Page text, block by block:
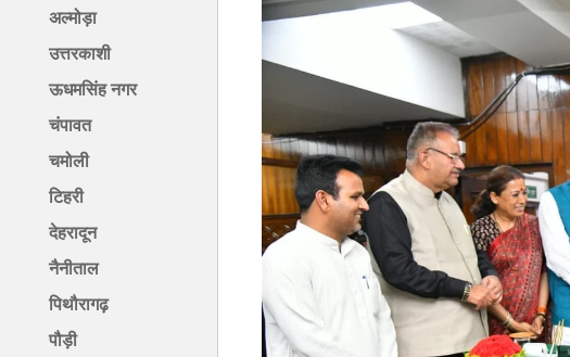
अल्मोड़ा
उत्तरकाशी
ऊधमसिंह नगर
चंपावत
चमोली
टिहरी
देहरादून
नैनीताल
पिथौरागढ़
पौड़ी